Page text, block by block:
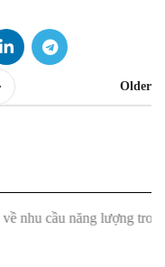
Older
năng lượng trong tương